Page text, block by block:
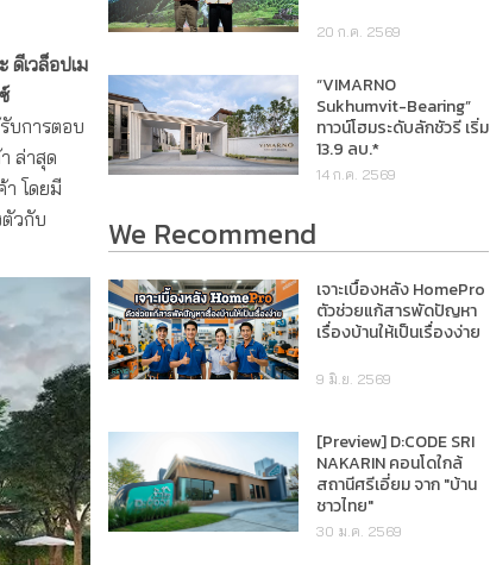
ดีเวล็อปเม
บการตอบ
ล่าสุด
โดยมี
วกับ
20 ก.ค. 2569
“VIMARNO
Sukhumvit-Bearing”
ทาวน์โฮมระดับลักชัวรี เริ่ม
13.9 ลบ.*
14 ก.ค. 2569
We Recommend
เจาะเบื้องหลัง HomePro
ตัวช่วยแก้สารพัดปัญหา
เรื่องบ้านให้เป็นเรื่องง่าย
9 มิ.ย. 2569
[Preview] D:CODE SRI
NAKARIN คอนโดใกล้
สถานีศรีเอี่ยม จาก "บ้าน
ชาวไทย"
30 ม.ค. 2569